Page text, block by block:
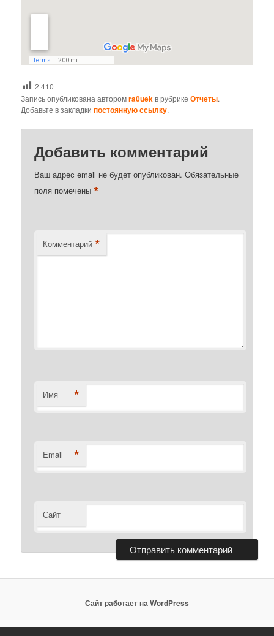
2 410
Запись опубликована авторомra0uekв рубрикеОтчеты.
Добавьте в закладкипостоянную ссылку.
Добавить комментарий
Ваш адрес email не будет опубликован. Обязательные
поля помечены*
Комментарий *
Имя *
Email *
Сайт
Сайт работает на WordPress